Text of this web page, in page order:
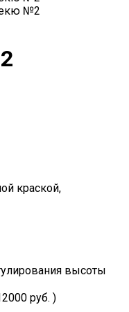
краской,
высоты
руб. )